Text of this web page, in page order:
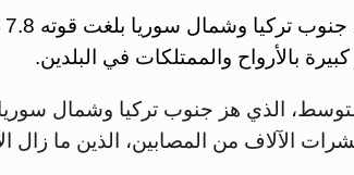
بالأرواح والممتلكات في البلدين.
الذي هز جنوب تركيا وشمال
ألف قتيل، وعشرات الآلاف من المصابين، الذين